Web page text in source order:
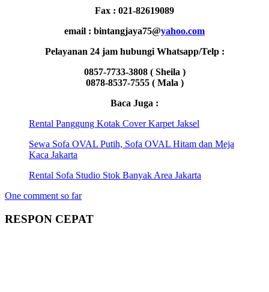
Fax : 021-82619089
email : bintangjaya75@yahoo.com
Pelayanan 24 jam hubungi Whatsapp/Telp :
0857-7733-3808 ( Sheila )
0878-8537-7555 ( Mala )
Baca Juga :
Rental Panggung Kotak Cover Karpet Jaksel
Sewa Sofa OVAL Putih, Sofa OVAL Hitam dan Meja
Kaca Jakarta
Rental Sofa Studio Stok Banyak Area Jakarta
One comment so far
RESPON CEPAT